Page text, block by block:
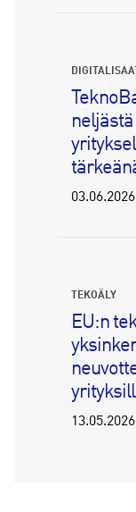
03.06.2026
TEKOÄLY
EU:n
13.05.2026